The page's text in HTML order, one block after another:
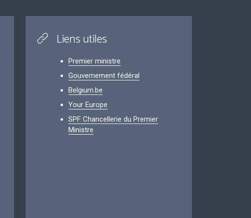
Liens utiles
Premier ministre
Gouvernement fédéral
Belgium.be
Your Europe
SPF Chancellerie du Premier
Ministre